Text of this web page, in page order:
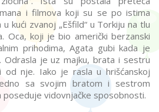
i filmova koji su se po istima
kući zvanoj „Ešfild“ u Torkiju na tlu
Oca, koji je bio američki berzanski
prihodima, Agata gubi kada je
Odrasla je uz majku, brata i sestru
nje. Iako je rasla u hrišćanskoj
sa svojim bratom i sestrom
poseduje vidovnjačke sposobnosti.